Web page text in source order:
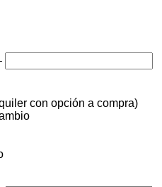
con opción a compra)